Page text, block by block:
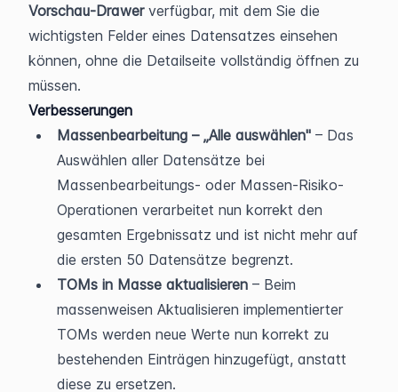
Vorschau-Drawer verfügbar, mit dem Sie die
wichtigsten Felder eines Datensatzes einsehen
können, ohne die Detailseite vollständig öffnen zu
müssen.
Verbesserungen
Massenbearbeitung – „Alle auswählen" – Das
Auswählen aller Datensätze bei
Massenbearbeitungs- oder Massen-Risiko-
Operationen verarbeitet nun korrekt den
gesamten Ergebnissatz und ist nicht mehr auf
die ersten 50 Datensätze begrenzt.
TOMs in Masse aktualisieren – Beim
massenweisen Aktualisieren implementierter
TOMs werden neue Werte nun korrekt zu
bestehenden Einträgen hinzugefügt, anstatt
diese zu ersetzen.